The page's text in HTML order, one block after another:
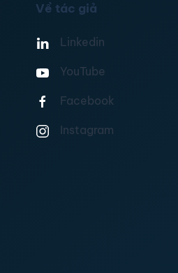
Về tác giả
Linkedin
YouTube
Facebook
Instagram